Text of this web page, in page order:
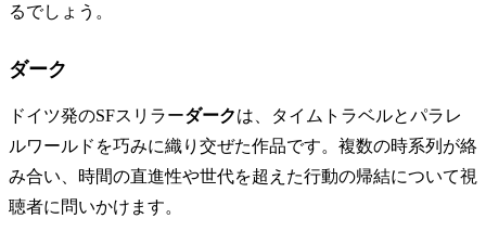
るでしょう。
ダーク
ドイツ発のSFスリラーダークは、タイムトラベルとパラレ
ルワールドを巧みに織り交ぜた作品です。複数の時系列が絡
み合い、時間の直進性や世代を超えた行動の帰結について視
聴者に問いかけます。